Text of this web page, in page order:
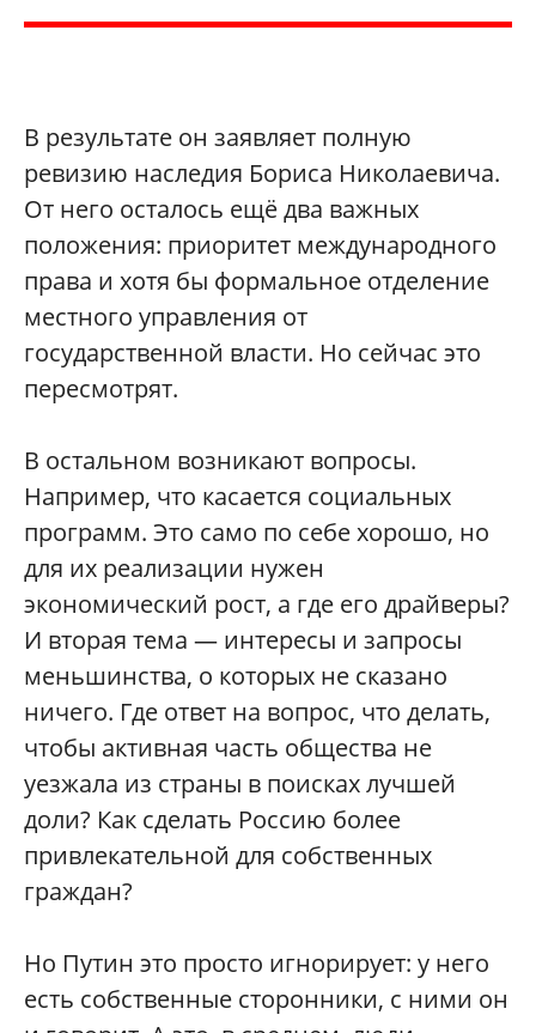
В результате он заявляет полную
ревизию наследия Бориса Николаевича.
От него осталось ещё два важных
положения: приоритет международного
права и хотя бы формальное отделение
местного управления от
государственной власти. Но сейчас это
пересмотрят.
В остальном возникают вопросы.
Например, что касается социальных
программ. Это само по себе хорошо, но
для их реализации нужен
экономический рост, а где его драйверы?
И вторая тема — интересы и запросы
меньшинства, о которых не сказано
ничего. Где ответ на вопрос, что делать,
чтобы активная часть общества не
уезжала из страны в поисках лучшей
доли? Как сделать Россию более
привлекательной для собственных
граждан?
Но Путин это просто игнорирует: у него
есть собственные сторонники, с ними он